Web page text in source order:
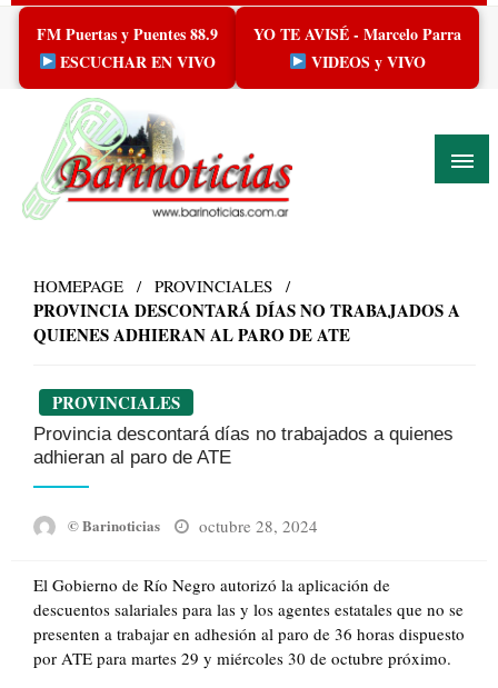
Skip
content
FM Puertas y Puentes 88.9
ESCUCHAR EN VIVO
YO TE AVISÉ - Marcelo Parra
VIDEOS y VIVO
HOMEPAGE PROVINCIALES
PROVINCIA DESCONTARÁ DÍAS NO TRABAJADOS A
QUIENES ADHIERAN AL PARO DE ATE
PROVINCIALES
Provincia descontará días no trabajados a quienes
adhieran al paro de ATE
© Barinoticias
Posted
octubre 28, 2024
El Gobierno de Río Negro autorizó la aplicación de
descuentos salariales para las y los agentes estatales que no se
presenten a trabajar en adhesión al paro de 36 horas dispuesto
por ATE para martes 29 y miércoles 30 de octubre próximo.